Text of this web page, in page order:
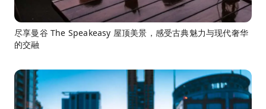
尽享曼谷 The Speakeasy 屋顶美景，感受古典魅力与现代奢华
的交融